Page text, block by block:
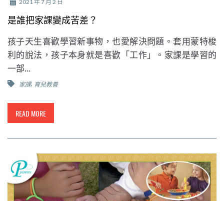
2021 年 7 月 2 日
是誰把家課變成苦差？
孩子天生喜歡學習新事物，也愛解決問題。套用蒙特梭
利的說法，孩子本身就是喜歡「工作」。家課是學習的
一部...
家課, 育兒教養
READ MORE